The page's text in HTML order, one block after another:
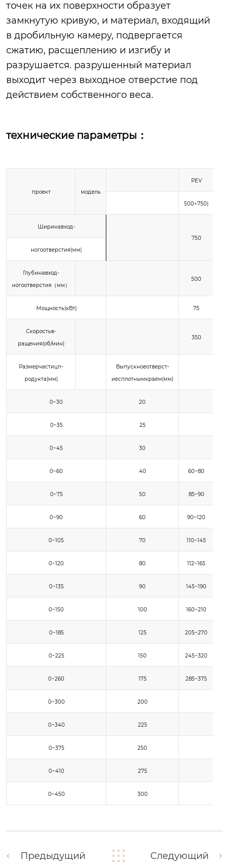
точек на их поверхности образует
замкнутую кривую, и материал, входящий
в дробильную камеру, подвергается
сжатию, расщеплению и изгибу и
разрушается. разрушенный материал
выходит через выходное отверстие под
действием собственного веса.
технические параметры：
проект модель
PEV
500×750|
Ширинавход-
750
ногоотверстия(мм)
Глубинавход-
ногоотверстия（мм）
500
Мощность(кВт) 75
Скоростьв-
ращения(об/мин)
350
Размерчастицп-
родукта(мм)
Выпускноеотверст-
иесплотнымкраем(мм)
0~30 20
0~35 25
0~45 30
0~60 40 60~80
0~75 50 85~90
0~90 60 90~120
0~105 70 110~145
0~120 80 112~165
0~135 90 145~190
0~150 100 160~210
0~185 125 205~270
0~225 150 245~320
0~260 175 285~375
0~300 200
0~340 225
0~375 250
0~410 275
0~450 300
Предыдущий Следующий